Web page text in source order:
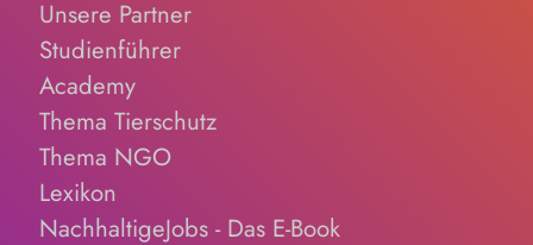
Unsere Partner
Studienführer
Academy
Thema Tierschutz
Thema NGO
Lexikon
NachhaltigeJobs - Das E-Book